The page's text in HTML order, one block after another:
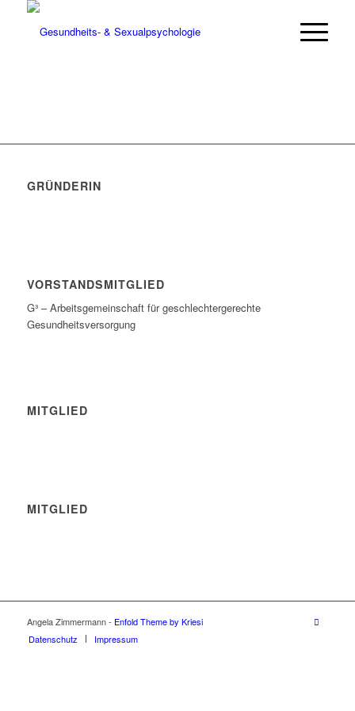
GRÜNDERIN
VORSTANDSMITGLIED
G³ – Arbeitsgemeinschaft für geschlechtergerechte
Gesundheitsversorgung
MITGLIED
MITGLIED
Angela Zimmermann - Enfold Theme by Kriesi
Datenschutz
Impressum